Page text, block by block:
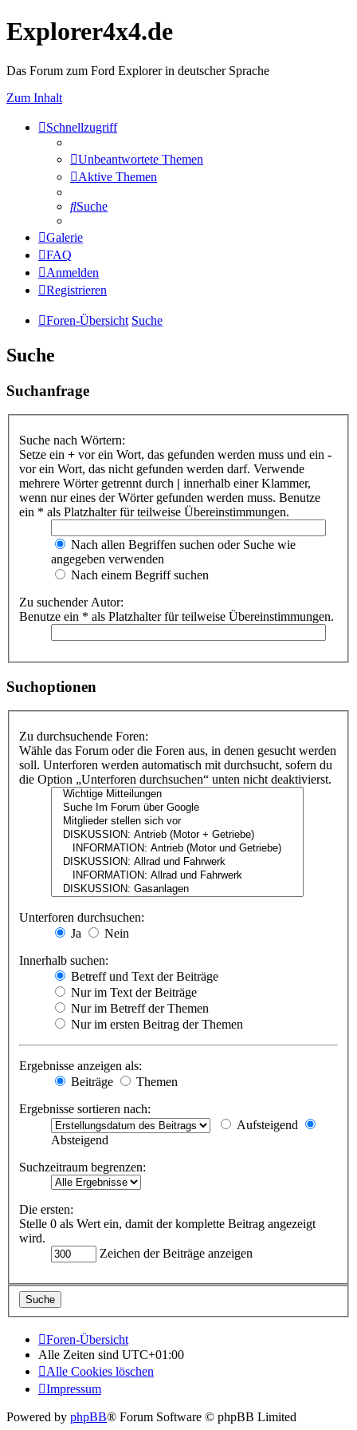
Explorer4x4.de
Das Forum zum Ford Explorer in deutscher Sprache
Zum Inhalt
Schnellzugriff
Unbeantwortete Themen
Aktive Themen
Suche
Galerie
FAQ
Anmelden
Registrieren
Foren-Übersicht Suche
Suche
Suchanfrage
Suche nach Wörtern:
Setze ein + vor ein Wort, das gefunden werden muss und ein -
vor ein Wort, das nicht gefunden werden darf. Verwende
mehrere Wörter getrennt durch | innerhalb einer Klammer,
wenn nur eines der Wörter gefunden werden muss. Benutze
ein * als Platzhalter für teilweise Übereinstimmungen.
Nach allen Begriffen suchen oder Suche wie
angegeben verwenden
Nach einem Begriff suchen
Zu suchender Autor:
Benutze ein * als Platzhalter für teilweise Übereinstimmungen.
Suchoptionen
Zu durchsuchende Foren:
Wähle das Forum oder die Foren aus, in denen gesucht werden
soll. Unterforen werden automatisch mit durchsucht, sofern du
die Option „Unterforen durchsuchen“ unten nicht deaktivierst.
Unterforen durchsuchen:
Ja
Nein
Innerhalb suchen:
Betreff und Text der Beiträge
Nur im Text der Beiträge
Nur im Betreff der Themen
Nur im ersten Beitrag der Themen
Ergebnisse anzeigen als:
Beiträge
Themen
Ergebnisse sortieren nach:
Aufsteigend
Absteigend
Suchzeitraum begrenzen:
Die ersten:
Stelle 0 als Wert ein, damit der komplette Beitrag angezeigt
wird.
Zeichen der Beiträge anzeigen
Foren-Übersicht
Alle Zeiten sind UTC+01:00
Alle Cookies löschen
Impressum
Powered by phpBB® Forum Software © phpBB Limited